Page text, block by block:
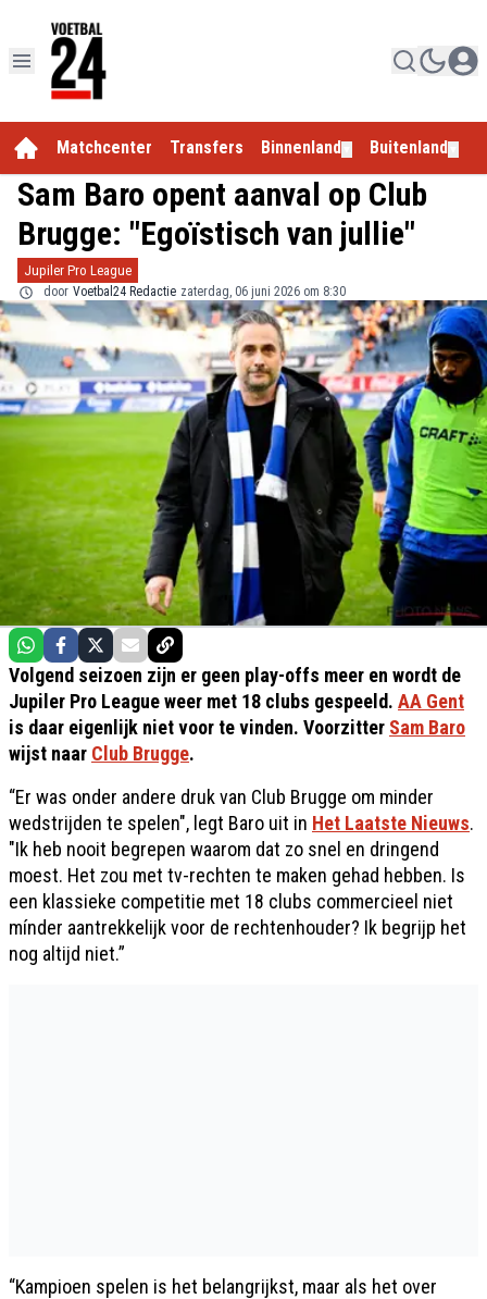
Matchcenter Transfers Binnenland Buitenland
Sam Baro opent aanval op Club
Brugge: "Egoïstisch van jullie"
Jupiler Pro League
door Voetbal24 Redactie zaterdag, 06 juni 2026 om 8:30
Volgend seizoen zijn er geen play-offs meer en wordt de
Jupiler Pro League weer met 18 clubs gespeeld. AA Gent
is daar eigenlijk niet voor te vinden. Voorzitter Sam Baro
wijst naar Club Brugge.
“Er was onder andere druk van Club Brugge om minder
wedstrijden te spelen", legt Baro uit in Het Laatste Nieuws.
"Ik heb nooit begrepen waarom dat zo snel en dringend
moest. Het zou met tv-rechten te maken gehad hebben. Is
een klassieke competitie met 18 clubs commercieel niet
mínder aantrekkelijk voor de rechtenhouder? Ik begrijp het
nog altijd niet.”
“Kampioen spelen is het belangrijkst, maar als het over